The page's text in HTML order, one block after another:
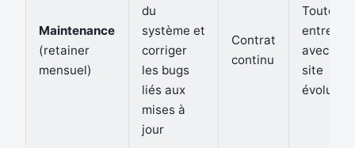
Maintenance
(retainer
mensuel)
du
système et
corriger
les bugs
liés aux
mises à
jour
Contrat
continu
Toutes
avec un
site
évolutif